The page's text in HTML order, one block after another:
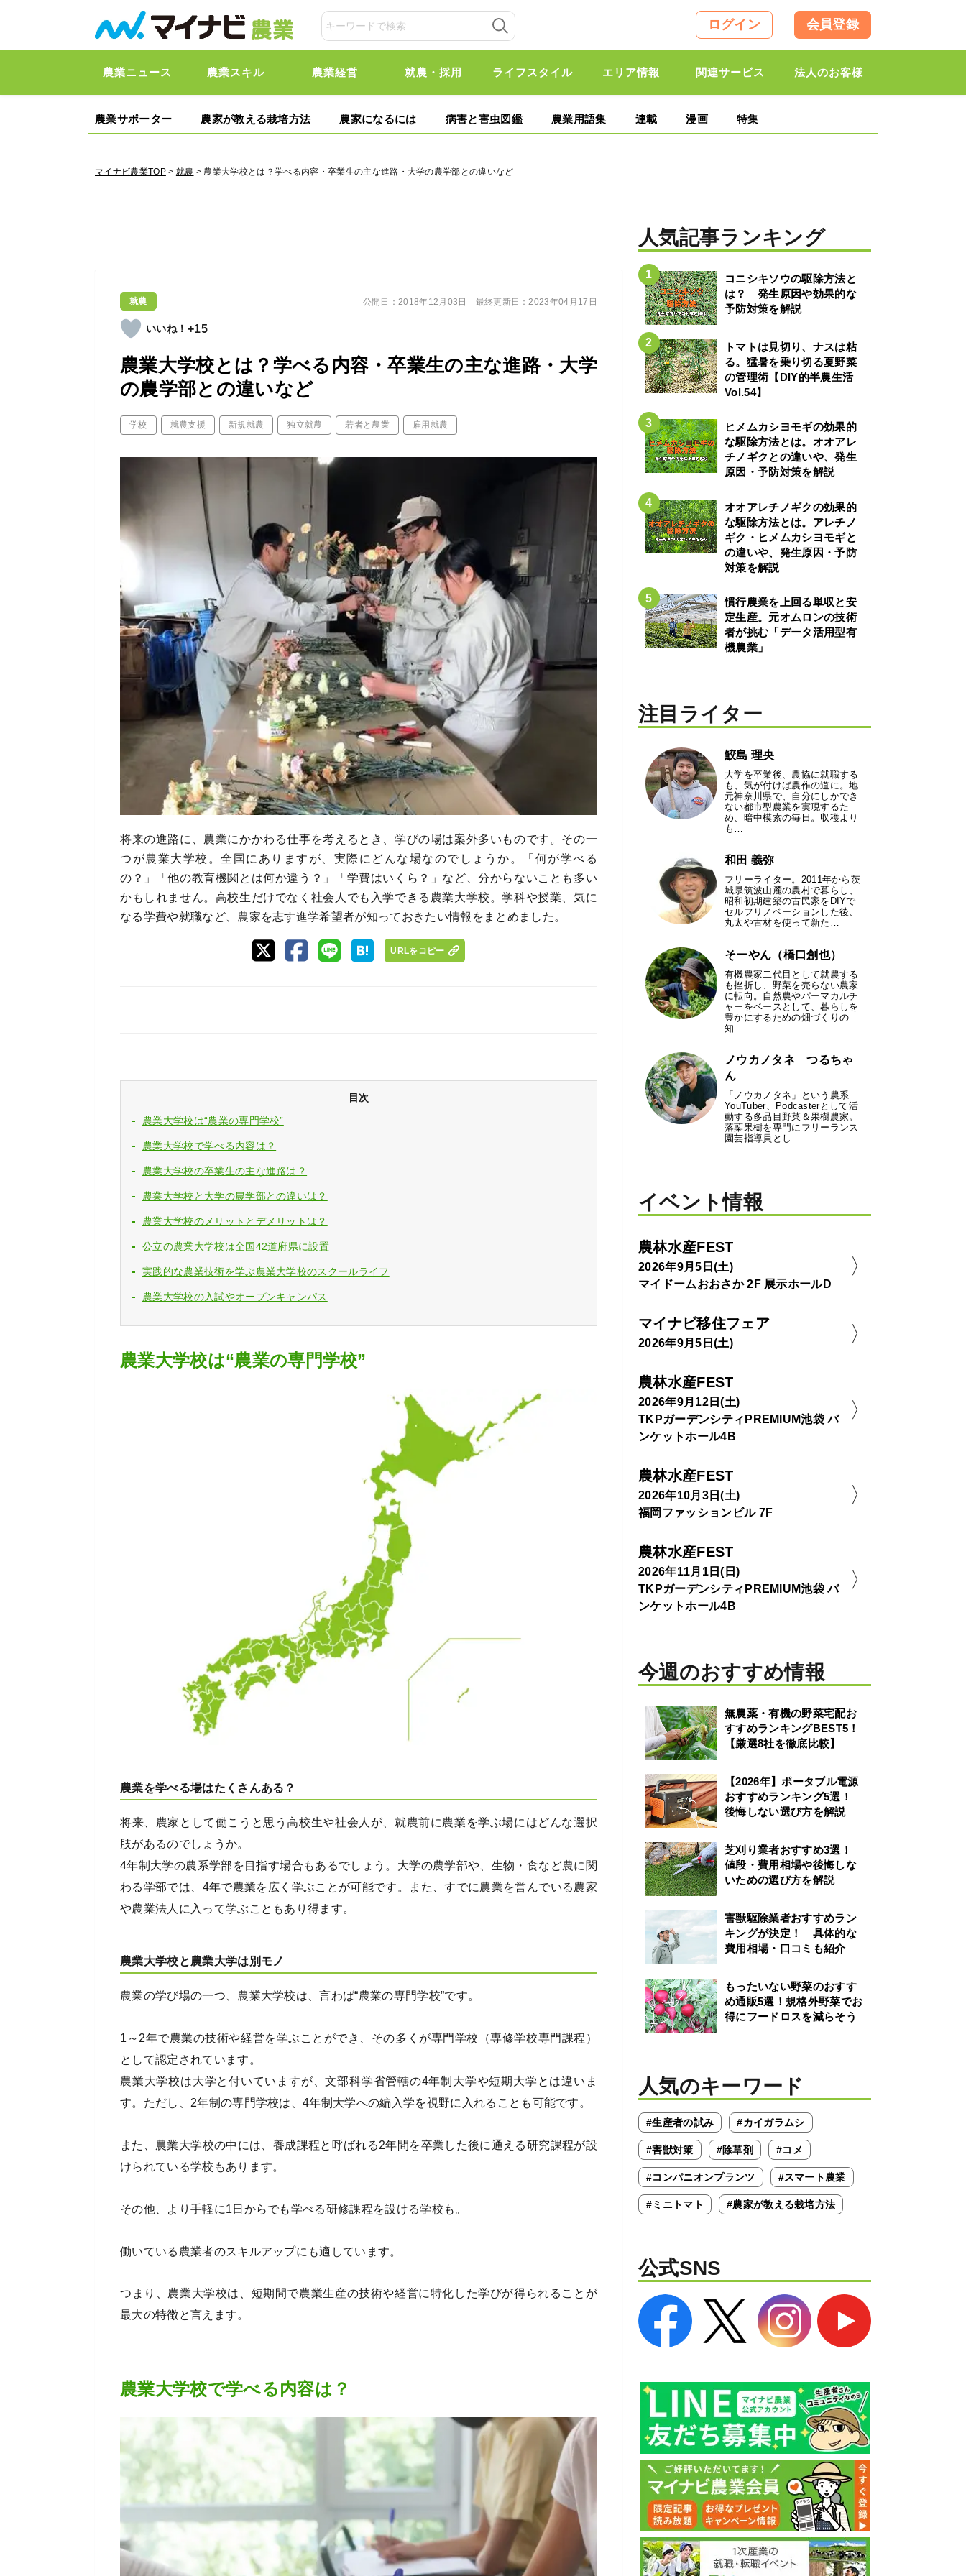
ログイン 会員登録
農業ニュース 農業スキル 農業経営 就農・採用 ライフスタイル エリア情報 関連サービス 法人のお客様
農業サポーター 農家が教える栽培方法 農家になるには 病害と害虫図鑑 農業用語集 連載 漫画 特集
マイナビ農業TOP> 就農 > 農業大学校とは？学べる内容・卒業生の主な進路・大学の農学部との違いなど
就農
+15
農業大学校とは？学べる内容・卒業生の主な進路・大学
の農学部との違いなど
学校 就農支援 新規就農 独立就農 若者と農業 雇用就農
公開日：2018年12月03日 最終更新日：2023年04月17日
将来の進路に、農業にかかわる仕事を考えるとき、学びの場は案外多いものです。その一
つが農業大学校。全国にありますが、実際にどんな場なのでしょうか。「何が学べる
の？」「他の教育機関とは何か違う？」「学費はいくら？」など、分からないことも多い
かもしれません。高校生だけでなく社会人でも入学できる農業大学校。学科や授業、気に
なる学費や就職など、農家を志す進学希望者が知っておきたい情報をまとめました。
URLをコピー
目次
農業大学校は“農業の専門学校”
農業大学校で学べる内容は？
農業大学校の卒業生の主な進路は？
農業大学校と大学の農学部との違いは？
農業大学校のメリットとデメリットは？
公立の農業大学校は全国42道府県に設置
実践的な農業技術を学ぶ農業大学校のスクールライフ
農業大学校の入試やオープンキャンパス
農業大学校は“農業の専門学校”
農業を学べる場はたくさんある？
将来、農家として働こうと思う高校生や社会人が、就農前に農業を学ぶ場にはどんな選択
肢があるのでしょうか。
4年制大学の農系学部を目指す場合もあるでしょう。大学の農学部や、生物・食など農に関
わる学部では、4年で農業を広く学ぶことが可能です。また、すでに農業を営んでいる農家
や農業法人に入って学ぶこともあり得ます。
農業大学校と農業大学は別モノ
農業の学び場の一つ、農業大学校は、言わば“農業の専門学校”です。
1～2年で農業の技術や経営を学ぶことができ、その多くが専門学校（専修学校専門課程）
として認定されています。
農業大学校は大学と付いていますが、文部科学省管轄の4年制大学や短期大学とは違いま
す。ただし、2年制の専門学校は、4年制大学への編入学を視野に入れることも可能です。
また、農業大学校の中には、養成課程と呼ばれる2年間を卒業した後に通える研究課程が設
けられている学校もあります。
その他、より手軽に1日からでも学べる研修課程を設ける学校も。
働いている農業者のスキルアップにも適しています。
つまり、農業大学校は、短期間で農業生産の技術や経営に特化した学びが得られることが
最大の特徴と言えます。
農業大学校で学べる内容は？
人気記事ランキング
コニシキソウの駆除方法と
は？ 発生原因や効果的な
予防対策を解説
トマトは見切り、ナスは粘
る。猛暑を乗り切る夏野菜
の管理術【DIY的半農生活
Vol.54】
ヒメムカシヨモギの効果的
な駆除方法とは。オオアレ
チノギクとの違いや、発生
原因・予防対策を解説
オオアレチノギクの効果的
な駆除方法とは。アレチノ
ギク・ヒメムカシヨモギと
の違いや、発生原因・予防
対策を解説
慣行農業を上回る単収と安
定生産。元オムロンの技術
者が挑む「データ活用型有
機農業」
注目ライター
鮫島 理央
大学を卒業後、農協に就職する
も、気が付けば農作の道に。地
元神奈川県で、自分にしかでき
ない都市型農業を実現するた
め、暗中模索の毎日。収穫より
も…
和田 義弥
フリーライター。2011年から茨
城県筑波山麓の農村で暮らし、
昭和初期建築の古民家をDIYで
セルフリノベーションした後、
丸太や古材を使って新た…
そーやん（橋口創也）
有機農家二代目として就農する
も挫折し、野菜を売らない農家
に転向。自然農やパーマカルチ
ャーをベースとして、暮らしを
豊かにするための畑づくりの
知…
ノウカノタネ つるちゃ
ん
「ノウカノタネ」という農系
YouTuber、Podcasterとして活
動する多品目野菜＆果樹農家。
落葉果樹を専門にフリーランス
園芸指導員とし…
イベント情報
農林水産FEST
2026年9月5日(土)
マイドームおおさか 2F 展示ホールD
マイナビ移住フェア
2026年9月5日(土)
農林水産FEST
2026年9月12日(土)
TKPガーデンシティPREMIUM池袋 バ
ンケットホール4B
農林水産FEST
2026年10月3日(土)
福岡ファッションビル 7F
農林水産FEST
2026年11月1日(日)
TKPガーデンシティPREMIUM池袋 バ
ンケットホール4B
今週のおすすめ情報
無農薬・有機の野菜宅配お
すすめランキングBEST5！
【厳選8社を徹底比較】
【2026年】ポータブル電源
おすすめランキング5選！
後悔しない選び方を解説
芝刈り業者おすすめ3選！
値段・費用相場や後悔しな
いための選び方を解説
害獣駆除業者おすすめラン
キングが決定！ 具体的な
費用相場・口コミも紹介
もったいない野菜のおすす
め通販5選！規格外野菜でお
得にフードロスを減らそう
人気のキーワード
#生産者の試み #カイガラムシ
#害獣対策 #除草剤 #コメ
#コンパニオンプランツ #スマート農業
#ミニトマト #農家が教える栽培方法
公式SNS